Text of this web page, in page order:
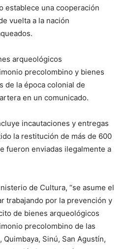
establece una cooperación
vuelta a la nación
arqueológicos
precolombino y bienes
de la época colonial de
en un comunicado.
incautaciones y entregas
la restitución de más de 600
fueron enviadas ilegalmente a
de Cultura, “se asume el
trabajando por la prevención y
de bienes arqueológicos
precolombino de las
Sinú, San Agustín,